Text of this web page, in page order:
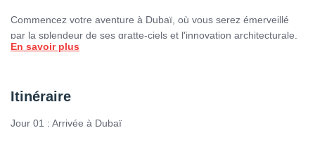
Commencez votre aventure à Dubaï, où vous serez émerveillé
par la splendeur de ses gratte-ciels et l'innovation architecturale.
Admirez la célèbre
marchés traditionnels aux centres commerciaux modernes.
Ensuite, dirigez-vous vers Abu Dhabi pour visiter la majestueuse
En savoir plus
Itinéraire
Jour 01 : Arrivée à Dubaï